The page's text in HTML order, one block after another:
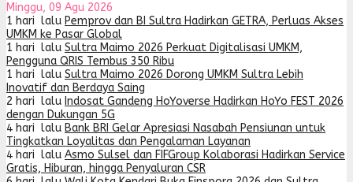
Minggu, 09 Agu 2026
1 hari lalu Pemprov dan BI Sultra Hadirkan GETRA, Perluas Akses
UMKM ke Pasar Global
1 hari lalu Sultra Maimo 2026 Perkuat Digitalisasi UMKM,
Pengguna QRIS Tembus 350 Ribu
1 hari lalu Sultra Maimo 2026 Dorong UMKM Sultra Lebih
Inovatif dan Berdaya Saing
2 hari lalu Indosat Gandeng HoYoverse Hadirkan HoYo FEST 2026
dengan Dukungan 5G
4 hari lalu Bank BRI Gelar Apresiasi Nasabah Pensiunan untuk
Tingkatkan Loyalitas dan Pengalaman Layanan
4 hari lalu Asmo Sulsel dan FIFGroup Kolaborasi Hadirkan Service
Gratis, Hiburan, hingga Penyaluran CSR